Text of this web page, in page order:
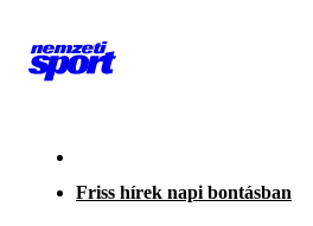
Friss hírek napi bontásban